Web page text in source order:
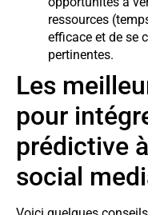
ressources
efficace et de se
pertinentes.
Les
pour
prédictive
social